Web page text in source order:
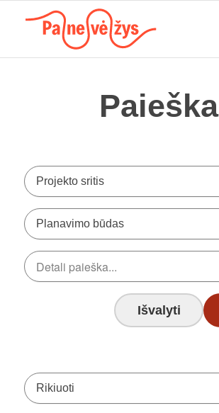
Paieška
Projekto sritis
Planavimo būdas
Išvalyti
Rikiuoti